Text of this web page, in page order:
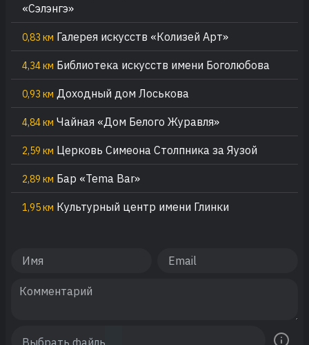
«Сэлэнгэ»
0,83 км Галерея искусств «Колизей Арт»
4,34 км Библиотека искусств имени Боголюбова
0,93 км Доходный дом Лоськова
4,84 км Чайная «Дом Белого Журавля»
2,59 км Церковь Симеона Столпника за Яузой
2,89 км Бар «Tema Bar»
1,95 км Культурный центр имени Глинки